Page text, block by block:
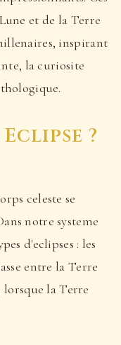
et de la Terre
inspirant
la curiosite
?
celeste se
notre systeme
d'eclipses : les
entre la Terre
lorsque la Terre